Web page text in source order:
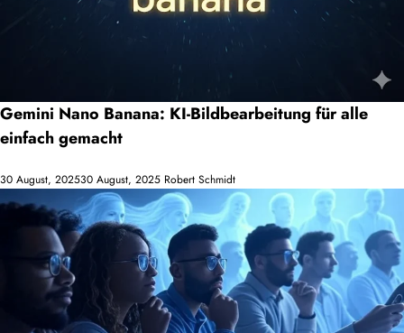
Gemini Nano Banana: KI-Bildbearbeitung für alle
einfach gemacht
30 August, 202530 August, 2025 Robert Schmidt